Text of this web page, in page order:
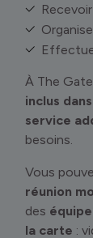
À The Gate,
inclus
service
besoins.
Vous
réunion
des
la carte :